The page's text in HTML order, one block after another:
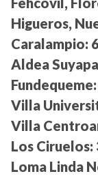
Higueros,
Caralampio:
Aldea
Fundequeme:
Villa
Villa
Los Ciruelos:
Loma Linda